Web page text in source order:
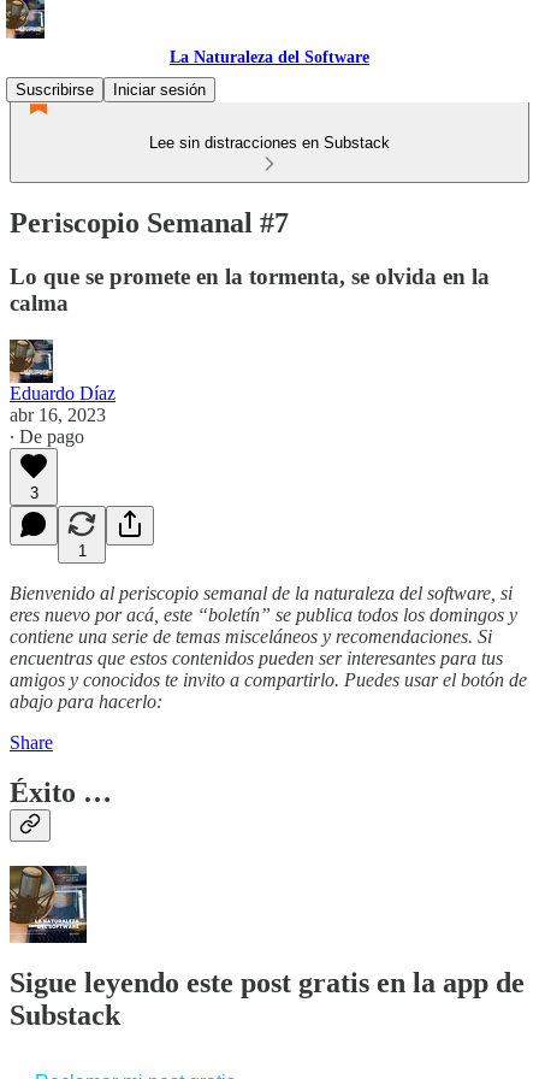
La Naturaleza del Software
Suscribirse
Iniciar sesión
Lee sin distracciones en Substack
Periscopio Semanal #7
Lo que se promete en la tormenta, se olvida en la
calma
Eduardo Díaz
abr 16, 2023
∙ De pago
3
1
Bienvenido al periscopio semanal de la naturaleza del software, si
eres nuevo por acá, este “boletín” se publica todos los domingos y
contiene una serie de temas misceláneos y recomendaciones. Si
encuentras que estos contenidos pueden ser interesantes para tus
amigos y conocidos te invito a compartirlo. Puedes usar el botón de
abajo para hacerlo:
Share
Éxito …
Sigue leyendo este post gratis en la app de
Substack